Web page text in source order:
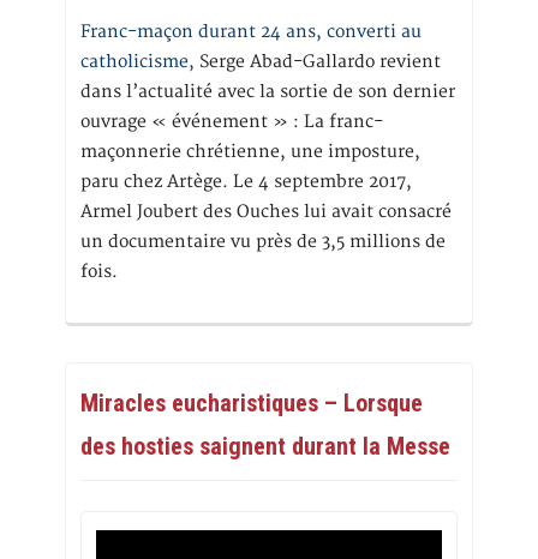
Franc-maçon durant 24 ans, converti au
catholicisme, Serge Abad-Gallardo revient
dans l’actualité avec la sortie de son dernier
ouvrage « événement » : La franc-
maçonnerie chrétienne, une imposture,
paru chez Artège. Le 4 septembre 2017,
Armel Joubert des Ouches lui avait consacré
un documentaire vu près de 3,5 millions de
fois.
Miracles eucharistiques – Lorsque
des hosties saignent durant la Messe